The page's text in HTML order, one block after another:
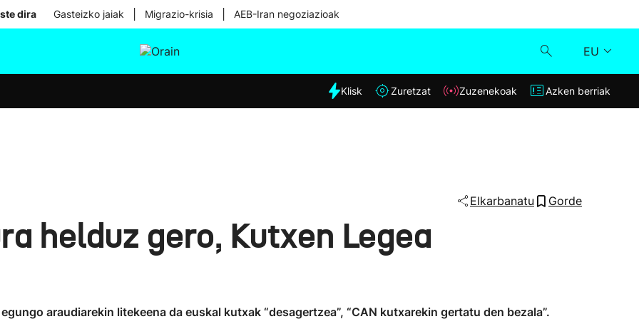
dira Gasteizko jaiak Migrazio-krisia AEB-Iran negoziazioak
EU
Eguraldia
Klisk
Klisk Zuretzat Zuzenekoak Azken berriak
Elkarbanatu Gorde
helduz gero, Kutxen Legea
araudiarekin litekeena da euskal kutxak “desagertzea”, “CAN kutxarekin gertatu den bezala”.